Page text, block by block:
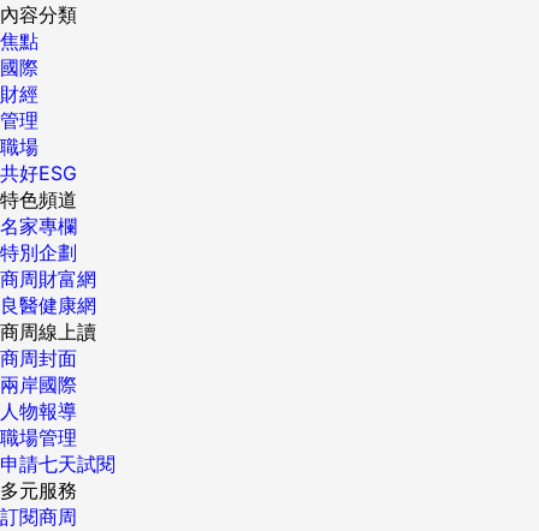
內容分類
焦點
國際
財經
管理
職場
共好ESG
特色頻道
名家專欄
特別企劃
商周財富網
良醫健康網
商周線上讀
商周封面
兩岸國際
人物報導
職場管理
申請七天試閱
多元服務
訂閱商周